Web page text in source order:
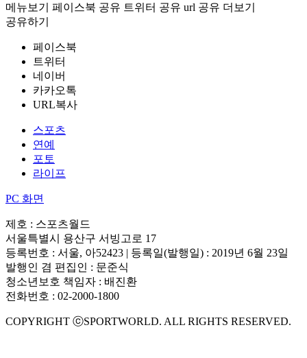
메뉴보기 페이스북 공유 트위터 공유 url 공유 더보기
공유하기
페이스북
트위터
네이버
카카오톡
URL복사
스포츠
연예
포토
라이프
PC 화면
제호 : 스포츠월드
서울특별시 용산구 서빙고로 17
등록번호 : 서울, 아52423 | 등록일(발행일) : 2019년 6월 23일
발행인 겸 편집인 : 문준식
청소년보호 책임자 : 배진환
전화번호 : 02-2000-1800
COPYRIGHT ⓒSPORTWORLD. ALL RIGHTS RESERVED.